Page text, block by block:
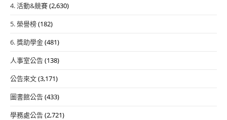
4. 活動&競賽(2,630)
5. 榮譽榜(182)
6. 獎助學金(481)
人事室公告(138)
公告來文(3,171)
圖書館公告(433)
學務處公告(2,721)